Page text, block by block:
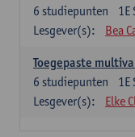
1E
6 studiepunten
Lesgever(s):
Bea
Toegepaste
1E
6 studiepunten
Lesgever(s):
Elke